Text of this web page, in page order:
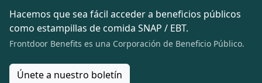
Hacemos que sea fácil acceder a beneficios públicos
como estampillas de comida SNAP / EBT.
Frontdoor Benefits es una Corporación de Beneficio Público.
Únete a nuestro boletín